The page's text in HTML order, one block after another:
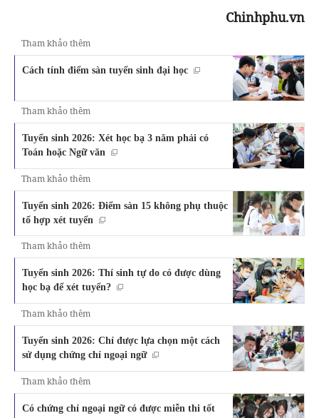
Chinhphu.vn
Tham khảo thêm
Cách tính điểm sàn tuyển sinh đại học
Tham khảo thêm
Tuyển sinh 2026: Xét học bạ 3 năm phải có
Toán hoặc Ngữ văn
Tham khảo thêm
Tuyển sinh 2026: Điểm sàn 15 không phụ thuộc
tổ hợp xét tuyển
Tham khảo thêm
Tuyển sinh 2026: Thí sinh tự do có được dùng
học bạ để xét tuyển?
Tham khảo thêm
Tuyển sinh 2026: Chỉ được lựa chọn một cách
sử dụng chứng chỉ ngoại ngữ
Tham khảo thêm
Có chứng chỉ ngoại ngữ có được miễn thi tốt